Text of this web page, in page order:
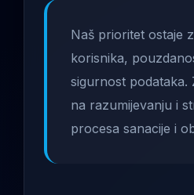
Naš prioritet ostaje
korisnika,
sigurnost podataka.
na razumijevanju i
procesa sanacije i